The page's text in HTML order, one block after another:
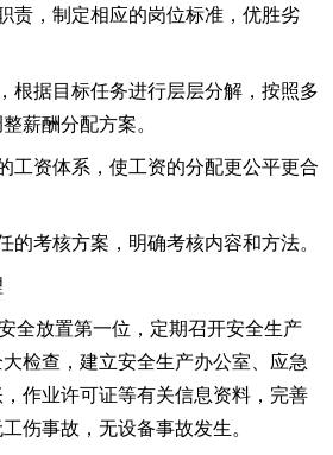
责，制定相应的岗位标准，优胜劣
根据目标任务进行层层分解，按照多
薪酬分配方案。
工资体系，使工资的分配更公平更合
的考核方案，明确考核内容和方法。
全放置第一位，定期召开安全生产
检查，建立安全生产办公室、应急
作业许可证等有关信息资料，完善
伤事故，无设备事故发生。